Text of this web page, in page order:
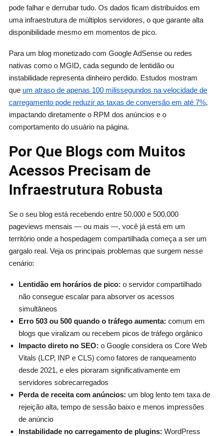
pode falhar e derrubar tudo. Os dados ficam distribuídos em
uma infraestrutura de múltiplos servidores, o que garante alta
disponibilidade mesmo em momentos de pico.
Para um blog monetizado com Google AdSense ou redes
nativas como o MGID, cada segundo de lentidão ou
instabilidade representa dinheiro perdido. Estudos mostram
que um atraso de apenas 100 milissegundos na velocidade de
carregamento pode reduzir as taxas de conversão em até 7%,
impactando diretamente o RPM dos anúncios e o
comportamento do usuário na página.
Por Que Blogs com Muitos
Acessos Precisam de
Infraestrutura Robusta
Se o seu blog está recebendo entre 50.000 e 500.000
pageviews mensais — ou mais —, você já está em um
território onde a hospedagem compartilhada começa a ser um
gargalo real. Veja os principais problemas que surgem nesse
cenário:
Lentidão em horários de pico: o servidor compartilhado
não consegue escalar para absorver os acessos
simultâneos
Erro 503 ou 500 quando o tráfego aumenta: comum em
blogs que viralizam ou recebem picos de tráfego orgânico
Impacto direto no SEO: o Google considera os Core Web
Vitals (LCP, INP e CLS) como fatores de ranqueamento
desde 2021, e eles pioraram significativamente em
servidores sobrecarregados
Perda de receita com anúncios: um blog lento tem taxa de
rejeição alta, tempo de sessão baixo e menos impressões
de anúncio
Instabilidade no carregamento de plugins: WordPress